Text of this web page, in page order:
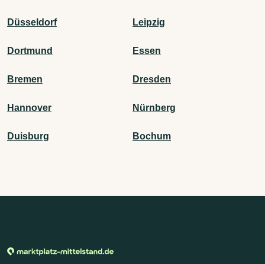
Düsseldorf Leipzig
Dortmund Essen
Bremen Dresden
Hannover Nürnberg
Duisburg Bochum